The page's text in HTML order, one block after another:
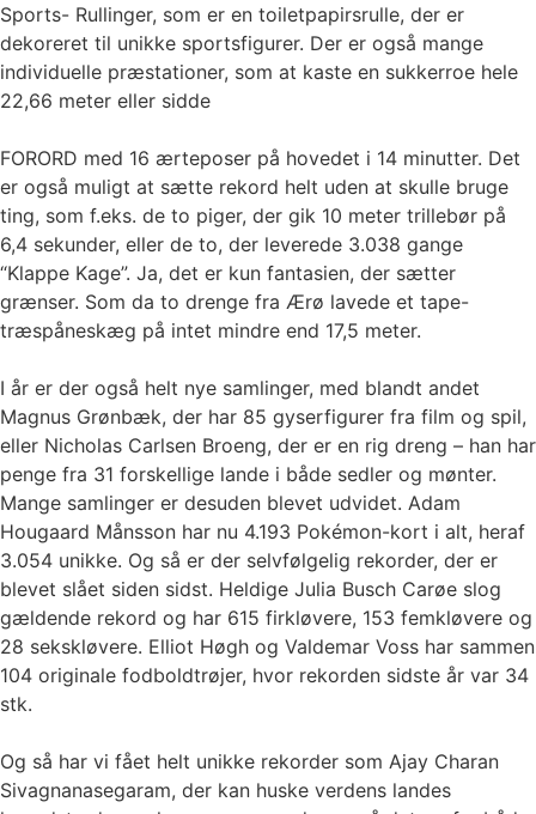
Sports- Rullinger, som er en toiletpapirsrulle, der er
dekoreret til unikke sportsfigurer. Der er også mange
individuelle præstationer, som at kaste en sukkerroe hele
22,66 meter eller sidde
FORORD med 16 ærteposer på hovedet i 14 minutter. Det
er også muligt at sætte rekord helt uden at skulle bruge
ting, som f.eks. de to piger, der gik 10 meter trillebør på
6,4 sekunder, eller de to, der leverede 3.038 gange
“Klappe Kage”. Ja, det er kun fantasien, der sætter
grænser. Som da to drenge fra Ærø lavede et tape-
træspåneskæg på intet mindre end 17,5 meter.
I år er der også helt nye samlinger, med blandt andet
Magnus Grønbæk, der har 85 gyserfigurer fra film og spil,
eller Nicholas Carlsen Broeng, der er en rig dreng – han har
penge fra 31 forskellige lande i både sedler og mønter.
Mange samlinger er desuden blevet udvidet. Adam
Hougaard Månsson har nu 4.193 Pokémon-kort i alt, heraf
3.054 unikke. Og så er der selvfølgelig rekorder, der er
blevet slået siden sidst. Heldige Julia Busch Carøe slog
gældende rekord og har 615 firkløvere, 153 femkløvere og
28 sekskløvere. Elliot Høgh og Valdemar Voss har sammen
104 originale fodboldtrøjer, hvor rekorden sidste år var 34
stk.
Og så har vi fået helt unikke rekorder som Ajay Charan
Sivagnanasegaram, der kan huske verdens landes